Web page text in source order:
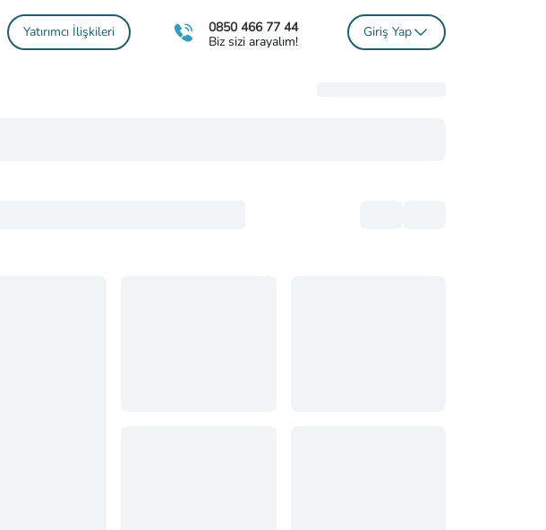
Yatırımcı İlişkileri
0850 466 77 44
Biz sizi arayalım!
Giriş Yap